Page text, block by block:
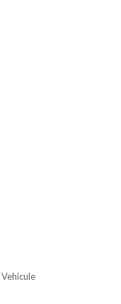
Vehicule